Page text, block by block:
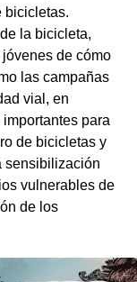
bicicletas.
la bicicleta,
de cómo
las campañas
vial, en
para
de bicicletas y
sensibilización
vulnerables de
de los